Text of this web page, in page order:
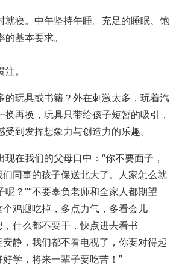
就寝。中午坚持午睡。充足的睡眠、饱
基本要求。
。
玩具或书籍？外在刺激太多，玩着汽
再换，玩具只带给孩子短暂的吸引，
到发挥想象力与创造力的乐趣。
在我们的父母口中：“你不要面子，
们同事的孩子保送北大了。人家怎么就
？”“不要辜负老师和全家人都期望
个鸡腿吃掉，多点力气，多看会儿
，什么都不要干，快点进去看书
安静，我们都不看电视了，你要对得起
好学，将来一辈子要吃苦！”